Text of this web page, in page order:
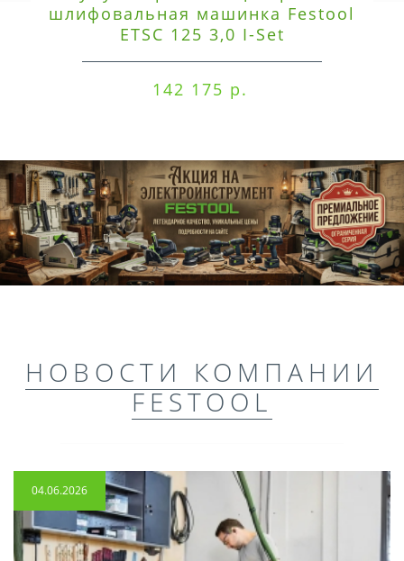
шлифовальная машинка Festool
ETSC 125 3,0 I-Set
142 175 р.
НОВОСТИ КОМПАНИИ
FESTOOL
04.06.2026